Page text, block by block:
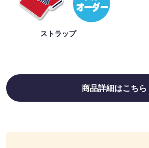
ストラップ
商品詳細はこちら